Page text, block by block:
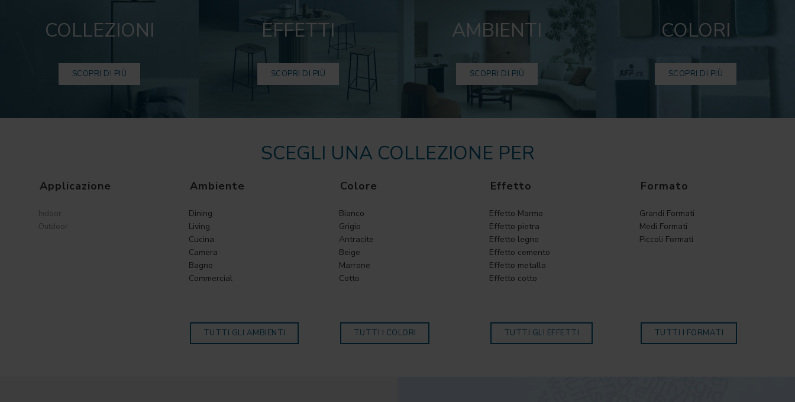
COLLEZIONI
SCOPRI DI PIÙ
EFFETTI
SCOPRI DI PIÙ
AMBIENTI
SCOPRI DI PIÙ
COLORI
SCOPRI DI PIÙ
SCEGLI UNA COLLEZIONE PER
Applicazione
Indoor
Outdoor
Ambiente
Dining
Living
Cucina
Camera
Bagno
Commercial
TUTTI GLI AMBIENTI
Colore
Bianco
Grigio
Antracite
Beige
Marrone
Cotto
TUTTI I COLORI
Effetto
Effetto Marmo
Effetto pietra
Effetto legno
Effetto cemento
Effetto metallo
Effetto cotto
TUTTI GLI EFFETTI
Formato
Grandi Formati
Medi Formati
Piccoli Formati
TUTTI I FORMATI